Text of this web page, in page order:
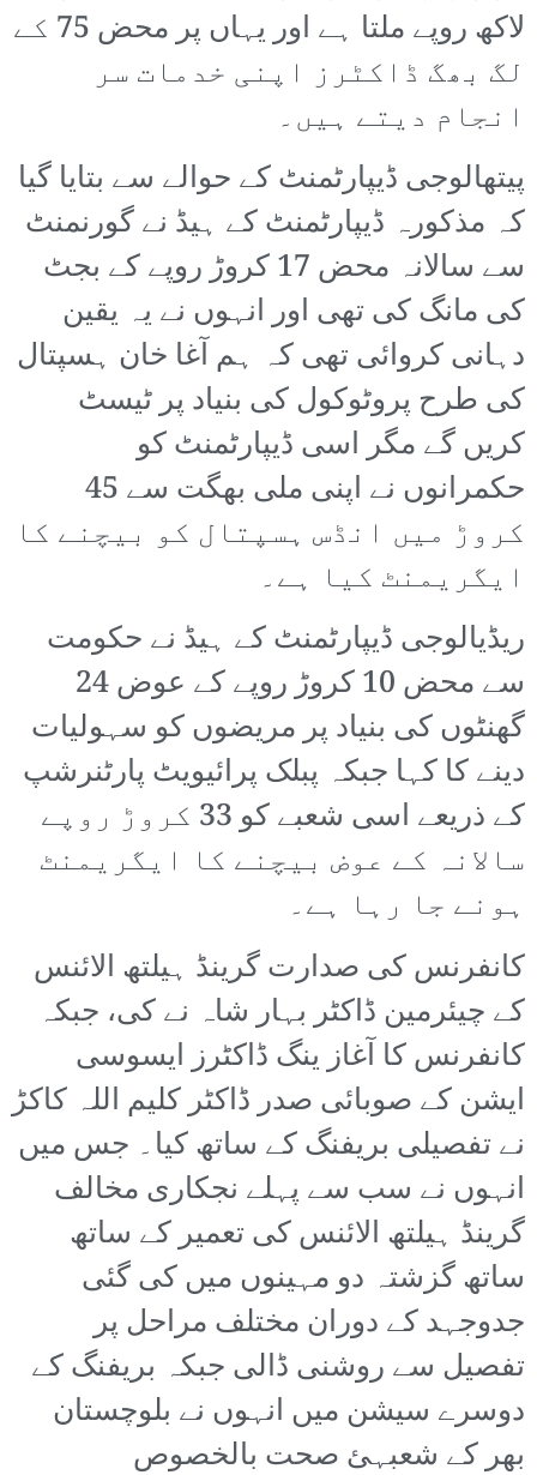
لاکھ روپے ملتا ہے اور یہاں پر محض 75 کے
لگ بھگ ڈاکٹرز اپنی خدمات سر
انجام دیتے ہیں۔
پیتھالوجی ڈیپارٹمنٹ کے حوالے سے بتایا گیا
کہ مذکورہ ڈیپارٹمنٹ کے ہیڈ نے گورنمنٹ
سے سالانہ محض 17 کروڑ روپے کے بجٹ
کی مانگ کی تھی اور انہوں نے یہ یقین
دہانی کروائی تھی کہ ہم آغا خان ہسپتال
کی طرح پروٹوکول کی بنیاد پر ٹیسٹ
کریں گے مگر اسی ڈیپارٹمنٹ کو
حکمرانوں نے اپنی ملی بھگت سے 45
کروڑ میں انڈس ہسپتال کو بیچنے کا
ایگریمنٹ کیا ہے۔
ریڈیالوجی ڈیپارٹمنٹ کے ہیڈ نے حکومت
سے محض 10 کروڑ روپے کے عوض 24
گھنٹوں کی بنیاد پر مریضوں کو سہولیات
دینے کا کہا جبکہ پبلک پرائیویٹ پارٹنرشپ
کے ذریعے اسی شعبے کو 33 کروڑ روپے
سالانہ کے عوض بیچنے کا ایگریمنٹ
ہونے جا رہا ہے۔
کانفرنس کی صدارت گرینڈ ہیلتھ الائنس
کے چیئرمین ڈاکٹر بہار شاہ نے کی، جبکہ
کانفرنس کا آغاز ینگ ڈاکٹرز ایسوسی
ایشن کے صوبائی صدر ڈاکٹر کلیم اللہ کاکڑ
نے تفصیلی بریفنگ کے ساتھ کیا۔ جس میں
انہوں نے سب سے پہلے نجکاری مخالف
گرینڈ ہیلتھ الائنس کی تعمیر کے ساتھ
ساتھ گزشتہ دو مہینوں میں کی گئی
جدوجہد کے دوران مختلف مراحل پر
تفصیل سے روشنی ڈالی جبکہ بریفنگ کے
دوسرے سیشن میں انہوں نے بلوچستان
بھر کے شعبہئ صحت بالخصوص